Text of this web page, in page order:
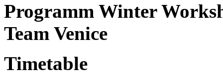
Programm Winter
Team Venice
Timetable